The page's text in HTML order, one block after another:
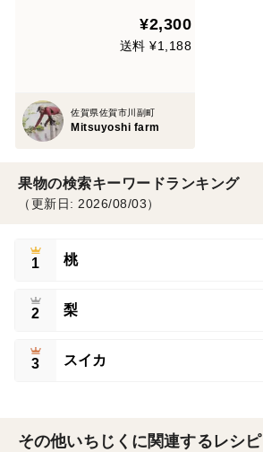
¥2,300
送料 ¥1,188
佐賀県佐賀市川副町
Mitsuyoshi farm
果物の検索キーワードランキング
（更新日: 2026/08/03）
1 桃
2 梨
3 スイカ
その他いちじくに関連するレシピ